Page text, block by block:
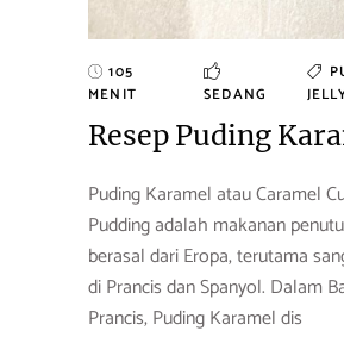
105
MENIT
SEDANG
Resep Puding
Puding Karamel atau Caramel
Pudding adalah makanan
berasal dari Eropa, terutama
di Prancis dan Spanyol. Dalam
Prancis, Puding Karamel dis